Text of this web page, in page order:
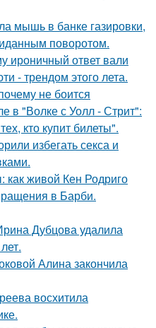
мышь в банке газировки,
поворотом.
ироничный ответ вали
- трендом этого лета.
не боится
в "Волке с Уолл - Стрит":
кто купит билеты".
избегать секса и
как живой Кен Родриго
в Барби.
Дубцова удалила
Алина закончила
восхитила